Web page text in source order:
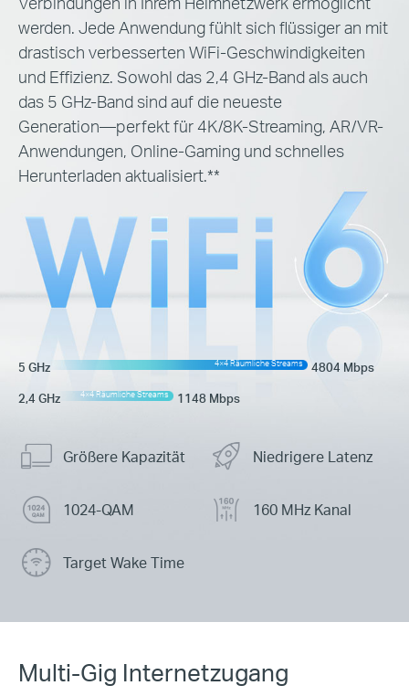
werden. Jede Anwendung fühlt sich flüssiger an mit
drastisch verbesserten WiFi-Geschwindigkeiten
und Effizienz. Sowohl das 2,4 GHz-Band als auch
das 5 GHz-Band sind auf die neueste
Generation—perfektfür 4K/8K-Streaming, AR/VR-
Anwendungen, Online-Gaming und schnelles
Herunterladen aktualisiert.**
5 GHz 4×4 Räumliche Streams
4804 Mbps
2,4 GHz
4×4 Räumliche Streams 1148 Mbps
Größere Kapazität Niedrigere Latenz
1024-QAM 160 MHz Kanal
Target Wake Time
Multi-Gig Internetzugang